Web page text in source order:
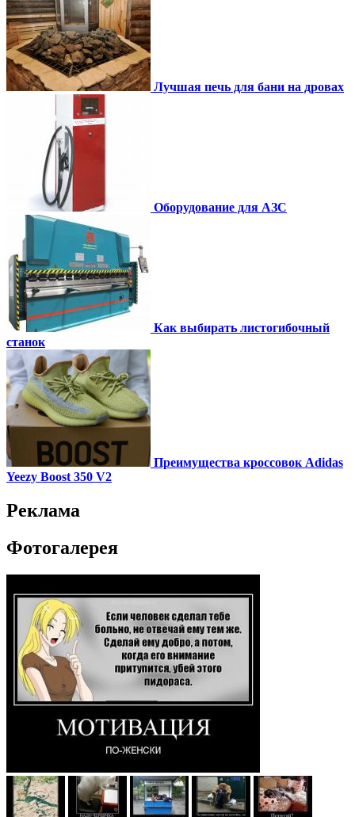
Лучшая печь для бани на дровах
Оборудование для АЗС
Как выбирать листогибочный
станок
Преимущества кроссовок Adidas
Yeezy Boost 350 V2
Реклама
Фотогалерея